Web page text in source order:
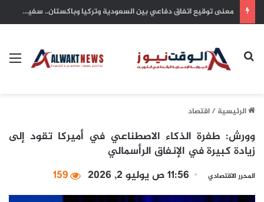
يد العطاء الكويتية.. شريان أمل يتدفق في شرايين غزة واليمن والسودان وتشاد
بحث عن
الرئيسية/اقتصاد
وورش: طفرة الذكاء الاصطناعي في أميركا تقود إلى
زيادة كبيرة في الإنفاق الرأسمالي
المحرر الاقتصادي 11:56 ص يوليو 2, 2026 159